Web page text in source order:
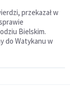
przekazał w
Bielskim.
do Watykanu w